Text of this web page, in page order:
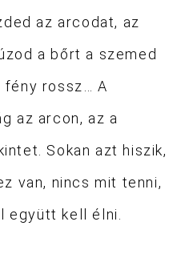
az arcodat, az
a bőrt a szemed
fény rossz…A
az arcon, az a
Sokan azt hiszik,
van, nincs mit tenni,
együtt kell élni.